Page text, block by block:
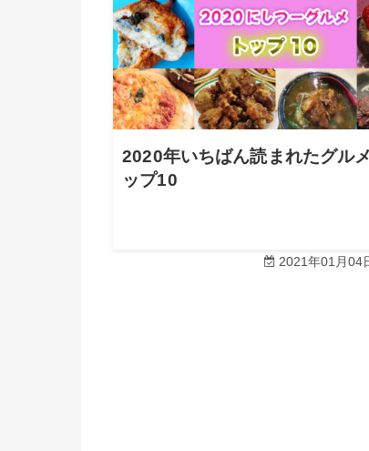
2020年いちばん読まれたグル
ップ10
2021年01月04